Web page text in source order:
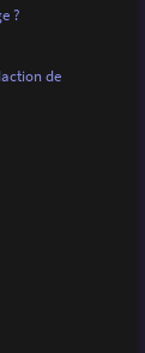
?
de